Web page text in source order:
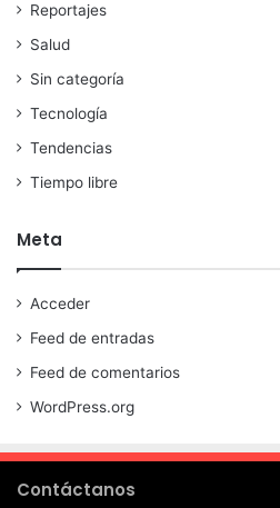
Reportajes
Salud
Sin categoría
Tecnología
Tendencias
Tiempo libre
Meta
Acceder
Feed de entradas
Feed de comentarios
WordPress.org
Contáctanos